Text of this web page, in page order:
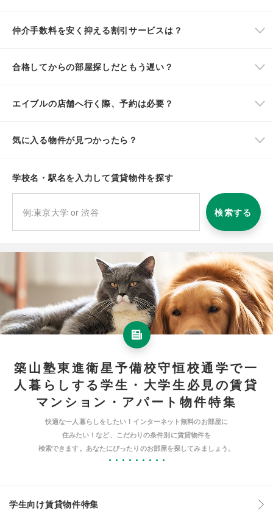
仲介手数料を安く抑える割引サービスは？
合格してからの部屋探しだともう遅い？
エイブルの店舗へ行く際、予約は必要？
気に入る物件が見つかったら？
学校名・駅名を入力して賃貸物件を探す
検索する
築山塾東進衛星予備校守恒校通学で一
人暮らしする学生・大学生必見の賃貸
マンション・アパート物件特集
快適な一人暮らしをしたい！インターネット無料のお部屋に
住みたい！など、こだわりの条件別に賃貸物件を
検索できます。あなたにぴったりのお部屋を探してみましょう。
学生向け賃貸物件特集